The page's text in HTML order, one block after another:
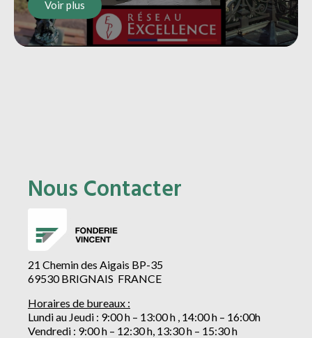
Voir plus
Nous Contacter
21 Chemin des Aigais BP-35
69530 BRIGNAIS FRANCE
Horaires de bureaux :
Lundi au Jeudi : 9:00 h – 13:00 h , 14:00 h – 16:00h
Vendredi : 9:00 h – 12:30 h, 13:30 h – 15:30 h